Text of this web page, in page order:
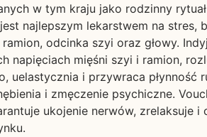
w tym kraju jako rodzinny
najlepszym lekarstwem na stres,
odcinka szyi oraz głowy.
napięciach mięśni szyi i ramion,
uelastycznia i przywraca
i zmęczenie psychiczne.
ukojenie nerwów, zrelaksuje